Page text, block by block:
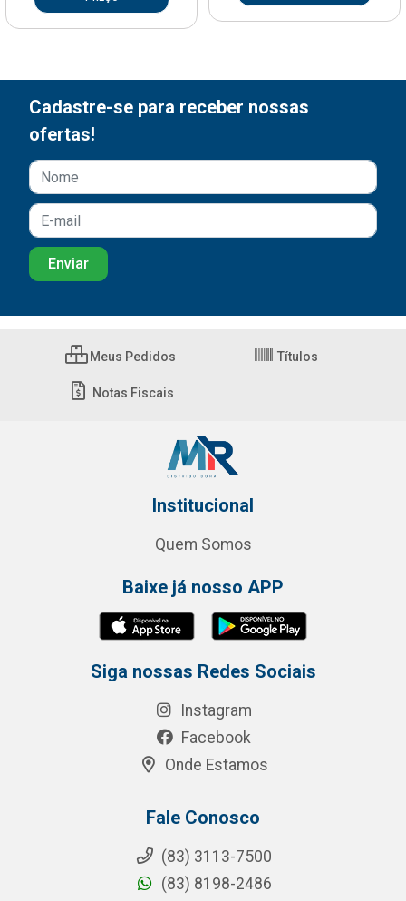
Cadastre-se para receber nossas
ofertas!
Meus Pedidos Títulos
Notas Fiscais
Institucional
Quem Somos
Baixe já nosso APP
Siga nossas Redes Sociais
Instagram
Facebook
Onde Estamos
Fale Conosco
(83) 3113-7500
(83) 8198-2486